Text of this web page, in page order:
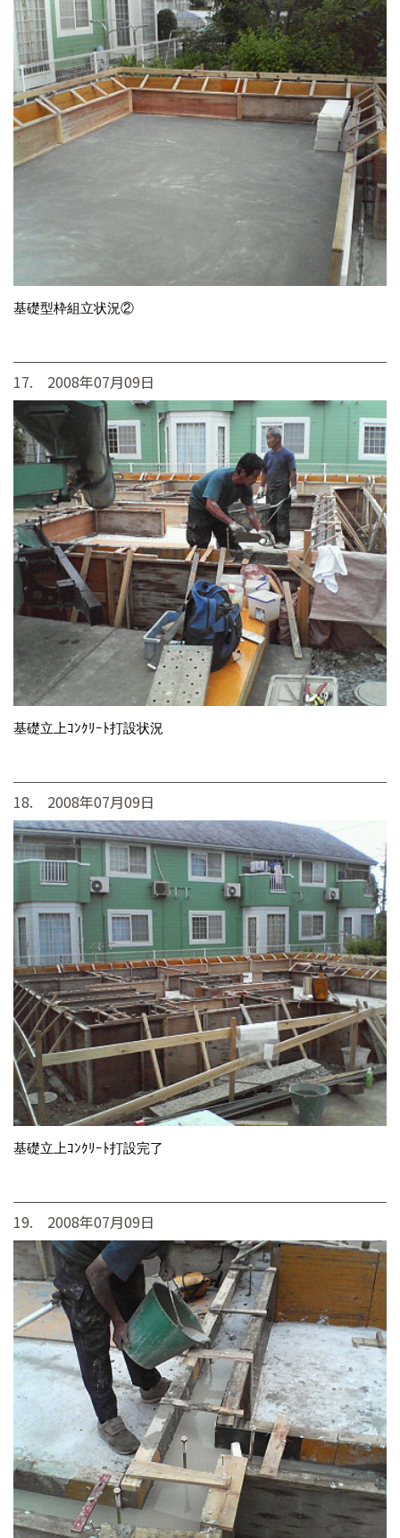
基礎型枠組立状況②
17. 2008年07月09日
基礎立上ｺﾝｸﾘｰﾄ打設状況
18. 2008年07月09日
基礎立上ｺﾝｸﾘｰﾄ打設完了
19. 2008年07月09日